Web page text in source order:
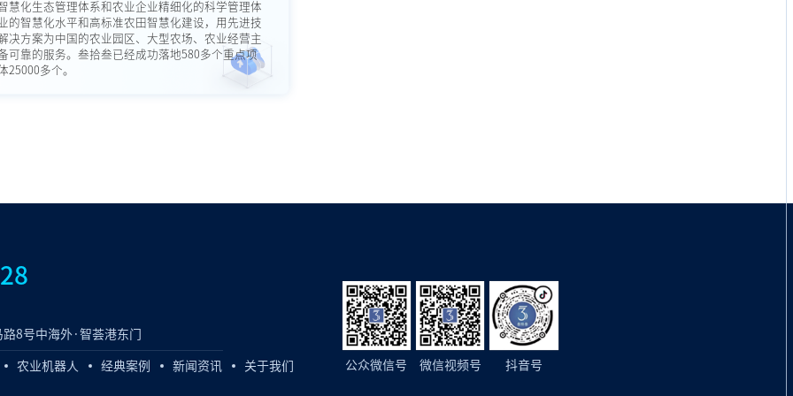
慧化生态管理体系和农业企业精细化的科学管理体
的智慧化水平和高标准农田智慧化建设，用先进技
决方案为中国的农业园区、大型农场、农业经营主
可靠的服务。叁拾叁已经成功落地580多个重点项
25000多个。
8号中海外·智荟港东门
农业机器人 经典案例 新闻资讯 关于我们 公众微信号 微信视频号 抖音号